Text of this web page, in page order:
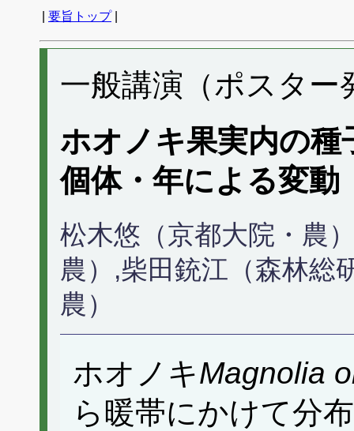
要旨トップ|
一般講演（ポスター
ホオノキ果実内の種
個体・年による変動
松木悠（京都大院・農
農）,柴田銃江（森林総
農）
ホオノキMagnolia
ら暖帯にかけて分